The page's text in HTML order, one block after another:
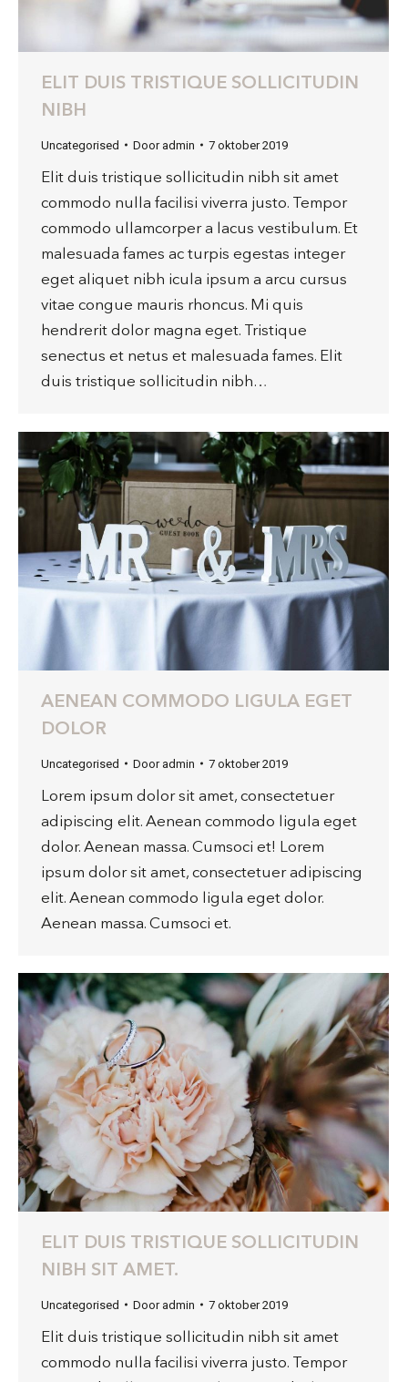
ELIT DUIS TRISTIQUE SOLLICITUDIN
NIBH
Uncategorised Door admin 7 oktober 2019
Elit duis tristique sollicitudin nibh sit amet
commodo nulla facilisi viverra justo. Tempor
commodo ullamcorper a lacus vestibulum. Et
malesuada fames ac turpis egestas integer
eget aliquet nibh icula ipsum a arcu cursus
vitae congue mauris rhoncus. Mi quis
hendrerit dolor magna eget. Tristique
senectus et netus et malesuada fames. Elit
duis tristique sollicitudin nibh…
AENEAN COMMODO LIGULA EGET
DOLOR
Uncategorised Door admin 7 oktober 2019
Lorem ipsum dolor sit amet, consectetuer
adipiscing elit. Aenean commodo ligula eget
dolor. Aenean massa. Cumsoci et! Lorem
ipsum dolor sit amet, consectetuer adipiscing
elit. Aenean commodo ligula eget dolor.
Aenean massa. Cumsoci et.
ELIT DUIS TRISTIQUE SOLLICITUDIN
NIBH SIT AMET.
Uncategorised Door admin 7 oktober 2019
Elit duis tristique sollicitudin nibh sit amet
commodo nulla facilisi viverra justo. Tempor